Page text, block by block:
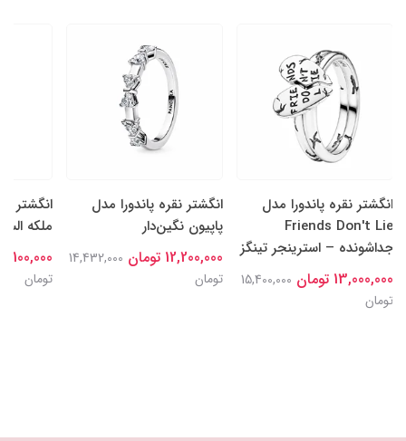
انگشتر نقره پاندورا مدل
Friends Don't Lie
جداشونده – استرینجر تینگز
13,000,000 تومان
15,400,000
تومان
انگشتر نقره پاندورا مدل
پاپیون نگین‌دار
12,200,000 تومان
14,432,000
تومان
انگشتر
ملکه
15,100,000
تومان